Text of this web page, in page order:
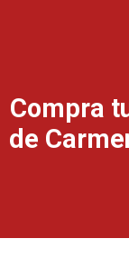
Compra
de